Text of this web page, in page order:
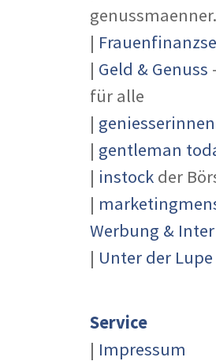
|
| Geld & Genuss
für alle
|
| gentleman
| instock der
|
Werbung &
| Unter der Lupe
Service
| Impressum